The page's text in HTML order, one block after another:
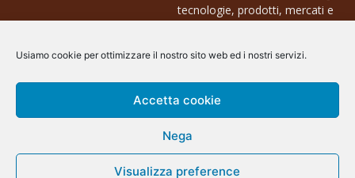
Usiamo cookie per ottimizzare il nostro sito web ed i nostri servizi.
Accetta cookie
Nega
Visualizza preference
tecnologie, prodotti, mercati e
Contatti:
info@arscommunication.it
@ArsCommunication 2023